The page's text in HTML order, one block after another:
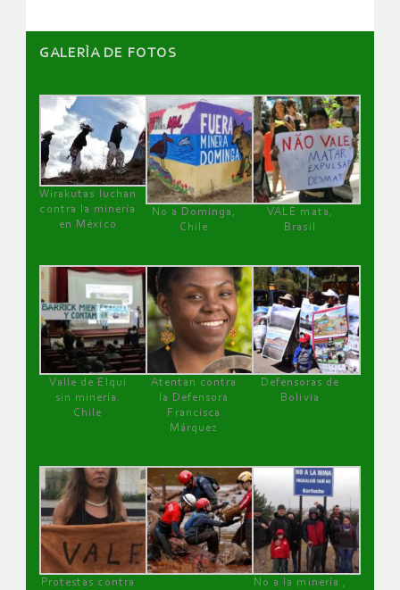
GALERÌA DE FOTOS
Wirakutas luchan
contra la minería
en México
No a Dominga,
Chile
VALE mata,
Brasil
Valle de Elqui
sin minería.
Chile
Atentan contra
la Defensora
Francisca
Márquez
Defensoras de
Bolivia
Protestas contra
No a la minería ,